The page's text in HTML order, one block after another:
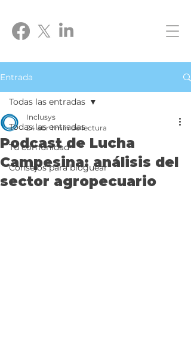
Entrada
Todas las entradas
Tu comunidad
Consejos para bloguear
Todas las entradas
Podcast de Lucha
Campesina: análisis del
sector agropecuario
Inclusys
24 abr 1 min de lectura